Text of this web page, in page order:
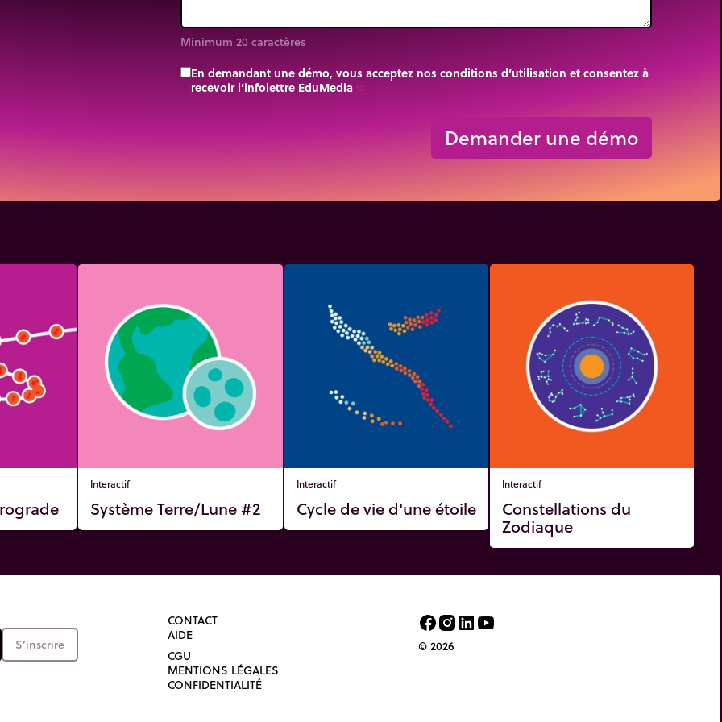
le boulet
ciel, Newton
bien
dernière phrase :
ciel, Newton venait
Minimum 20 caractères
En demandant une démo, vous acceptez nos conditions d’utilisation et consentez à
recevoir l’infolettre EduMedia trip_origin
Demander une démo
Interactif
Système Terre/Lune #2
Interactif
Cycle de vie d'une étoile
Interactif
Constellations du
Zodiaque
S’inscrire
CONTACT
AIDE
CGU
MENTIONS LÉGALES
CONFIDENTIALITÉ
© 2026